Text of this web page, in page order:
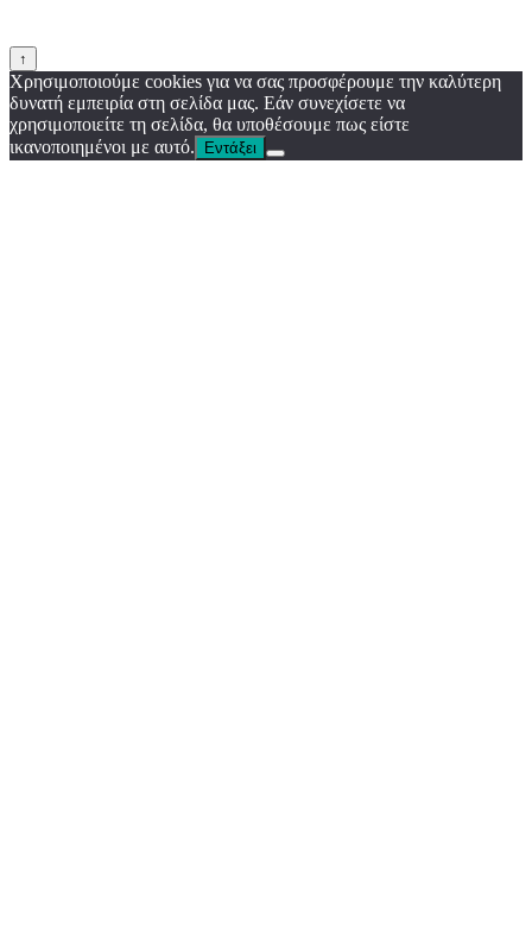
↑
Χρησιμοποιούμε cookies για να σας προσφέρουμε την καλύτερη
δυνατή εμπειρία στη σελίδα μας. Εάν συνεχίσετε να
χρησιμοποιείτε τη σελίδα, θα υποθέσουμε πως είστε
ικανοποιημένοι με αυτό.
Εντάξει